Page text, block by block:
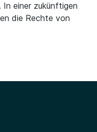
In einer zukünftigen
die Rechte von